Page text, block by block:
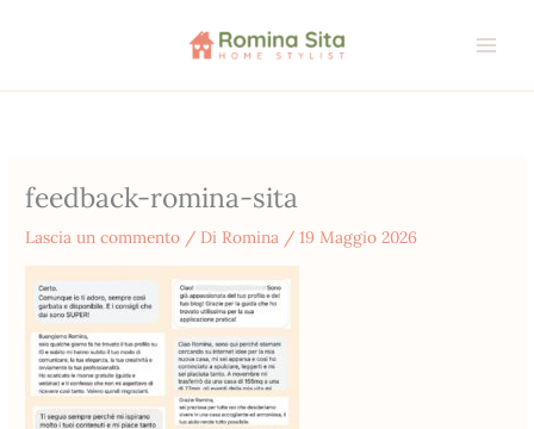
feedback-romina-sita
Lascia un commento / Di Romina /19 Maggio 2026